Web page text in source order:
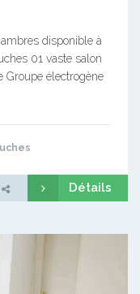
disponible à
01 vaste salon
Groupe électrogène
Détails